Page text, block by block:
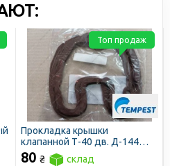
производимых под
только автохимия и
и товары широкого
для туризма или
Прокладка крышки
клапанной Т-40 дв. Д-144
4шт (TEMPEST)
80 ₴ склад
Топ продаж